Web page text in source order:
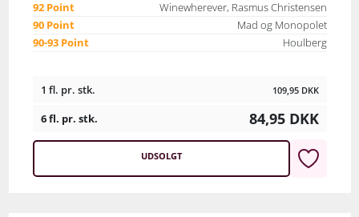
92 Point
Winewherever, Rasmus Christensen
90 Point
Mad og Monopolet
90-93 Point
Houlberg
1 fl. pr. stk. 109,95 DKK
6 fl. pr. stk. 84,95 DKK
UDSOLGT